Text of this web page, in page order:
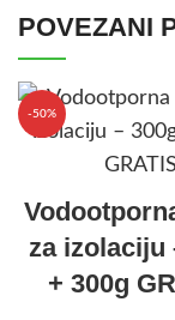
POVEZANI
-50%
za izolaciju
+ 300g